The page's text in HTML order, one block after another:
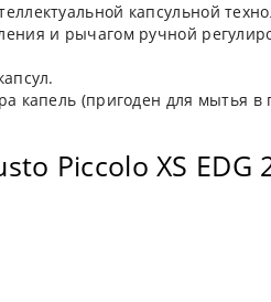
капсульной
и рычагом ручной
капель (пригоден для мытья
Piccolo XS EDG